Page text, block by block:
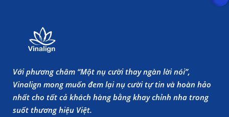
Với phương châm “Một nụ cười thay ngàn lời nói”,
Vinalign mong muốn đem lại nụ cười tự tin và hoàn hảo
nhất cho tất cả khách hàng bằng khay chỉnh nha trong
suốt thương hiệu Việt.